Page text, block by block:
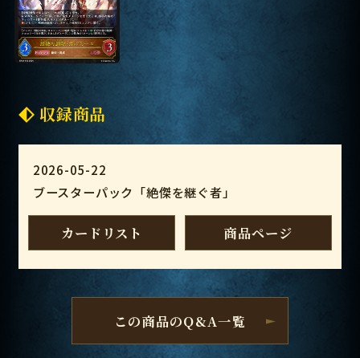
収録商品
2026-05-22
ブースターパック「絶傑を継ぐ者」
カードリスト 商品ページ
この商品のQ&A一覧